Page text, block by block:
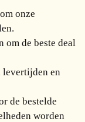
onze
om de beste deal
levertijden en
de bestelde
worden